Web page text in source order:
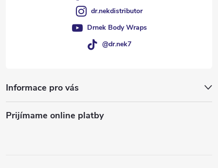
dr.nekdistributor
Drnek Body Wraps
@dr.nek7
Informace pro vás
Prijímame online platby